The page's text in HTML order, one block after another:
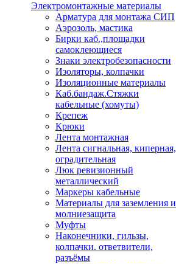
Электромонтажные материалы
Арматура для монтажа СИП
Аэрозоль, мастика
Бирки каб.,площадки
самоклеющиеся
Знаки электробезопасности
Изоляторы, колпачки
Изоляционные материалы
Каб.бандаж.Стяжки
кабельные (хомуты)
Крепеж
Крюки
Лента монтажная
Лента сигнальная, киперная,
оградительная
Люк ревизионный
металлический
Маркеры кабельные
Материалы для заземления и
молниезащита
Муфты
Наконечники, гильзы,
колпачки. ответвители,
разъёмы